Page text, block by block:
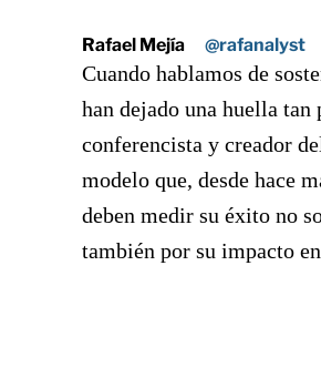
Rafael Mejía @rafanalyst
Cuando hablamos de
han dejado una huella
conferencista y creador
modelo que, desde hace
deben medir su éxito no
también por su impacto